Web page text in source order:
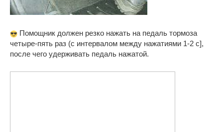
Помощник должен резко нажать на педаль тормоза
четыре-пять раз (с интервалом между нажатиями 1-2 с],
после чего удерживать педаль нажатой.